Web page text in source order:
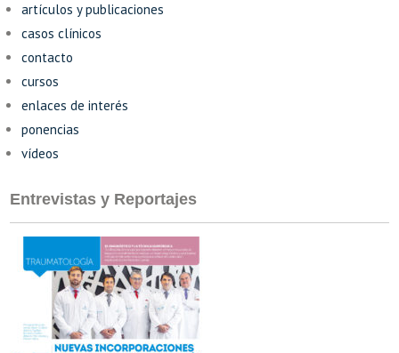
artículos y publicaciones
casos clínicos
contacto
cursos
enlaces de interés
ponencias
vídeos
Entrevistas y Reportajes